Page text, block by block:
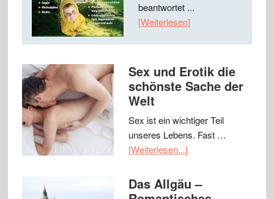
beantwortet ...
[Weiterlesen]
Sex und Erotik die
schönste Sache der
Welt
Sex ist ein wichtiger Teil
unseres Lebens. Fast …
[Weiterlesen...]
Das Allgäu –